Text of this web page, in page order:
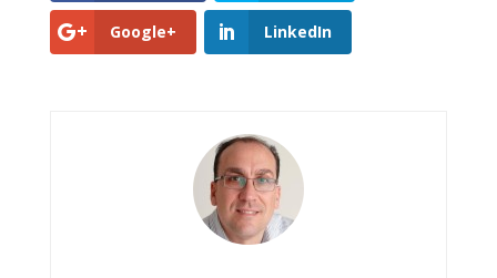
Google+ LinkedIn